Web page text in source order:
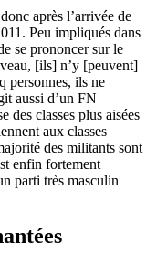
après l’arrivée de
Peu impliqués dans
se prononcer sur le
[ils] n’y [peuvent]
personnes, ils ne
aussi d’un FN
des classes plus aisées
aux classes
des militants sont
enfin fortement
parti très masculin